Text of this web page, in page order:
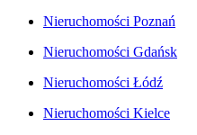
Nieruchomości Poznań
Nieruchomości Gdańsk
Nieruchomości Łódź
Nieruchomości Kielce